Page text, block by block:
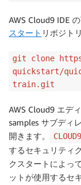
AWS Cloud9 IDE
スタート リポジト
git clone
quickstart/
train.git
AWS Cloud9 エデ
samples サブディ
開きます。
するセキュリティ
クスタートによっ
ットが使用するセ